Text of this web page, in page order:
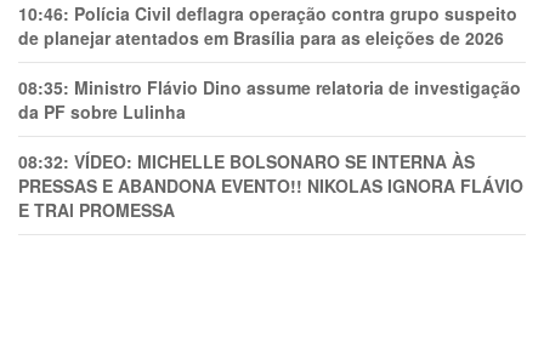
10:46: Polícia Civil deflagra operação contra grupo suspeito
de planejar atentados em Brasília para as eleições de 2026
08:35: Ministro Flávio Dino assume relatoria de investigação
da PF sobre Lulinha
08:32: VÍDEO: MICHELLE BOLSONARO SE INTERNA ÀS
PRESSAS E ABANDONA EVENTO!! NIKOLAS IGNORA FLÁVIO
E TRAl PROMESSA